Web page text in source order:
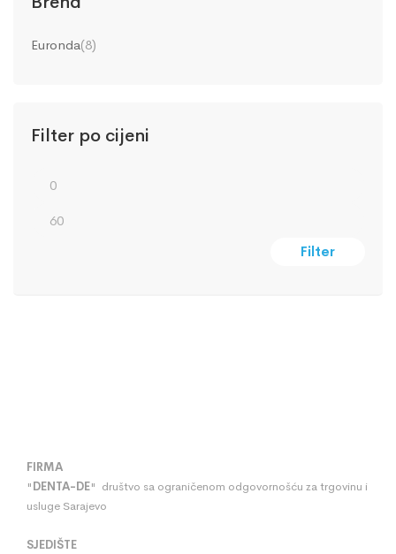
Euronda(8)
Filter po cijeni
Filter
FIRMA
"DENTA-DE" društvo sa ograničenom odgovornošću za trgovinu i
usluge Sarajevo
SJEDIŠTE